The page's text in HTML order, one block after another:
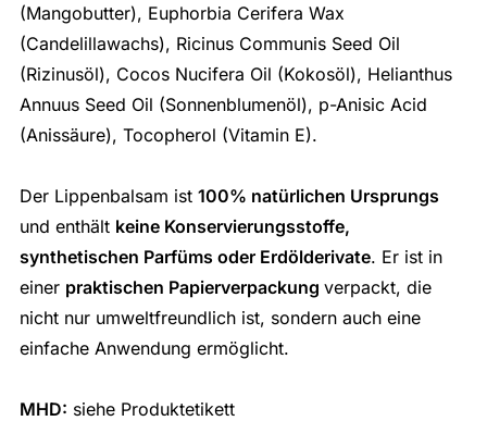
(Mangobutter), Euphorbia Cerifera Wax
(Candelillawachs), Ricinus Communis Seed Oil
(Rizinusöl), Cocos Nucifera Oil (Kokosöl), Helianthus
Annuus Seed Oil (Sonnenblumenöl), p-Anisic Acid
(Anissäure), Tocopherol (Vitamin E).
Der Lippenbalsam ist 100% natürlichen Ursprungs
und enthält keine Konservierungsstoffe,
synthetischen Parfüms oder Erdölderivate. Er ist in
einer praktischen Papierverpackung verpackt, die
nicht nur umweltfreundlich ist, sondern auch eine
einfache Anwendung ermöglicht.
MHD: siehe Produktetikett